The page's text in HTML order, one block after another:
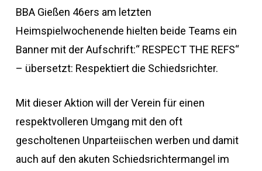
BBA Gießen 46ers am letzten
Heimspielwochenende hielten beide Teams ein
Banner mit der Aufschrift:“ RESPECT THE REFS“
– übersetzt: Respektiert die Schiedsrichter.
Mit dieser Aktion will der Verein für einen
respektvolleren Umgang mit den oft
gescholtenen Unparteiischen werben und damit
auch auf den akuten Schiedsrichtermangel im